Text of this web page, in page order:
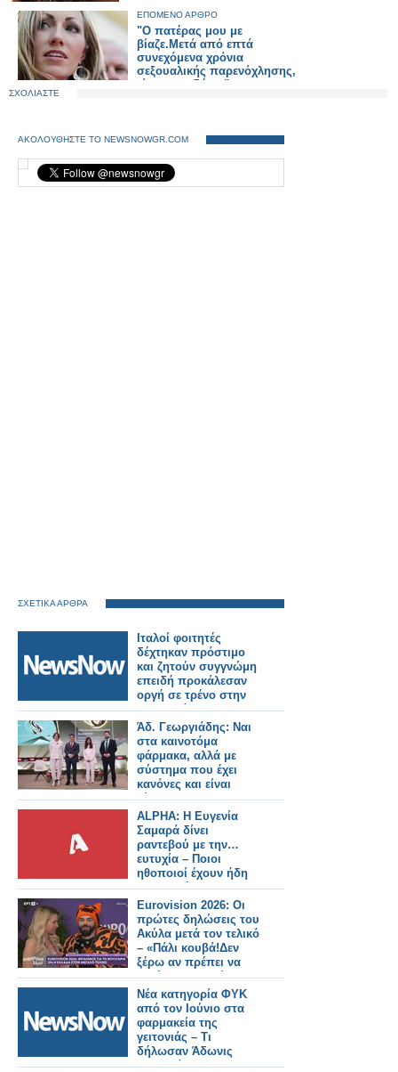
ΕΠΟΜΕΝΟ ΑΡΘΡΟ
"Ο πατέρας μου με
βίαζε.Μετά από επτά
συνεχόμενα χρόνια
σεξουαλικής παρενόχλησης,
είχα απηυδήσει"
ΣΧΟΛΙΑΣΤΕ
ΑΚΟΛΟΥΘΗΣΤΕ ΤΟ NEWSNOWGR.COM
ΣΧΕΤΙΚΑ ΑΡΘΡΑ
Ιταλοί φοιτητές
δέχτηκαν πρόστιμο
και ζητούν συγγνώμη
επειδή προκάλεσαν
οργή σε τρένο στην
Μπανγκόκ.
Άδ. Γεωργιάδης: Ναι
στα καινοτόμα
φάρμακα, αλλά με
σύστημα που έχει
κανόνες και είναι
δίκαιο
ALPHA: Η Ευγενία
Σαμαρά δίνει
ραντεβού με την…
ευτυχία – Ποιοι
ηθοποιοί έχουν ήδη
συμφωνήσει για τη
νέα σειρά
Eurovision 2026: Οι
πρώτες δηλώσεις του
Ακύλα μετά τον τελικό
– «Πάλι κουβά!Δεν
ξέρω αν πρέπει να
ζητήσω συγγνώμη»
Νέα κατηγορία ΦΥΚ
από τον Ιούνιο στα
φαρμακεία της
γειτονιάς – Τι
δήλωσαν Άδωνις
Γεωργιάδης -